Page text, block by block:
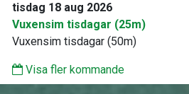
tisdag 18 aug 2026
Vuxensim tisdagar (25m)
Vuxensim tisdagar (50m)
Visa fler kommande